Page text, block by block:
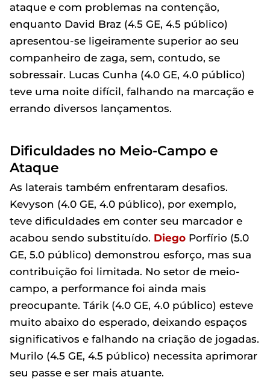
ataque e com problemas na contenção,
enquanto David Braz (4.5 GE, 4.5 público)
apresentou-se ligeiramente superior ao seu
companheiro de zaga, sem, contudo, se
sobressair. Lucas Cunha (4.0 GE, 4.0 público)
teve uma noite difícil, falhando na marcação e
errando diversos lançamentos.
Dificuldades no Meio-Campo e
Ataque
As laterais também enfrentaram desafios.
Kevyson (4.0 GE, 4.0 público), por exemplo,
teve dificuldades em conter seu marcador e
acabou sendo substituído. Diego Porfírio (5.0
GE, 5.0 público) demonstrou esforço, mas sua
contribuição foi limitada. No setor de meio-
campo, a performance foi ainda mais
preocupante. Tárik (4.0 GE, 4.0 público) esteve
muito abaixo do esperado, deixando espaços
significativos e falhando na criação de jogadas.
Murilo (4.5 GE, 4.5 público) necessita aprimorar
seu passe e ser mais atuante.